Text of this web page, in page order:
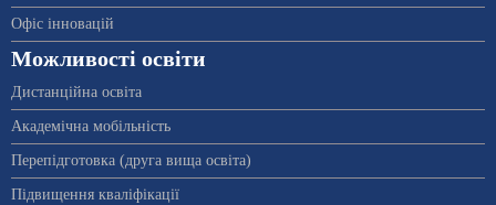
Офіс інновацій
Можливості освіти
Дистанційна освіта
Академічна мобільність
Перепідготовка (друга вища освіта)
Підвищення кваліфікації